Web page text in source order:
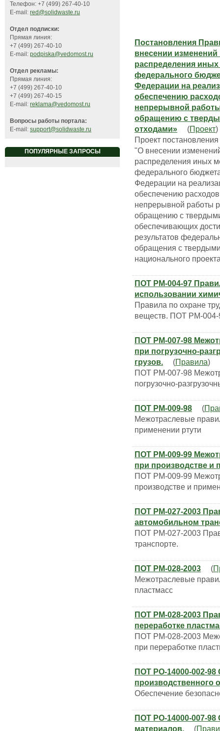
Телефон: +7 (499) 267-40-10
E-mail: red@solidwaste.ru
Отдел подписки:
Прямая линия:
+7 (499) 267-40-10
E-mail: podpiska@vedomost.ru
Отдел рекламы:
Прямая линия:
+7 (499) 267-40-10
+7 (499) 267-40-15
E-mail: reklama@vedomost.ru
Вопросы работы портала:
E-mail: support@solidwaste.ru
ПОПУЛЯРНЫЕ ЗАПРОСЫ
Постановления
внесении
распределения
федерального
Федерации на
обеспечению
непрерывной
обращению с
отходами» (Проект)
Проект
"О внесении
распределения иных
федерального
Федерации на
обеспечению
непрерывной работы
обращению с
обеспечивающих
результатов
обращения с
национального
ПОТ РМ-004-97
использовании
Правила по охране
веществ. ПОТ РМ-004-
ПОТ РМ-007-98
при погрузочно-
грузов. (Правила)
ПОТ РМ-007-98
погрузочно-
ПОТ РМ-009-98 (
Межотраслевые
применении ртути
ПОТ РМ-009-99
при производстве и
ПОТ РМ-009-99
производстве и
ПОТ РМ-027-2003
автомобильном
ПОТ РМ-027-2003
транспорте.
ПОТ РМ-028-2003 (
Межотраслевые
пластмасс
ПОТ РМ-028-2003
переработке
ПОТ РМ-028-2003
при переработке
ПОТ РО-14000-002-98
производственного
Обеспечение
ПОТ РО-14000-007-98
материалов. (